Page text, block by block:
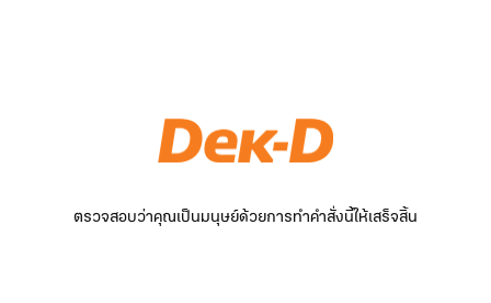
ตรวจสอบว่าคุณเป็นมนุษย์ด้วยการทำคำสั่งนี้ให้เสร็จสิ้น